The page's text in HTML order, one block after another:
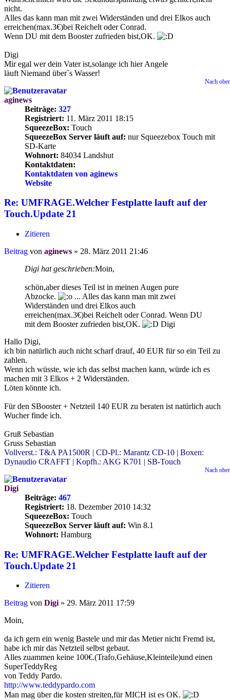
nicht.
Alles das kann man mit zwei Widerständen und drei Elkos auch
erreichen(max.3€)bei Reichelt oder Conrad.
Wenn DU mit dem Booster zufrieden bist,OK.
Digi
Mir egal wer dein Vater ist,solange ich hier Angele
läuft Niemand über`s Wasser!
Nach
aginews
Beiträge: 327
Registriert: 11. März 2011 18:15
SqueezeBox: Touch
SqueezeBox Server läuft auf: nur Squeezebox Touch mit
SD-Karte
Wohnort: 84034 Landshut
Kontaktdaten:
Kontaktdaten von aginews
Website
Re: UMFRAGE.Welcher Festplatte lauft auf der
Touch.Update 21
Zitieren
Beitrag von aginews » 28. März 2011 21:46
Digi hat geschrieben:Moin,
schön,aber dieses Teil ist in meinen Augen pure
Abzocke.
... Alles das kann man mit zwei
Widerständen und drei Elkos auch
erreichen(max.3€)bei Reichelt oder Conrad. Wenn DU
mit dem Booster zufrieden bist,OK.
Digi
Hallo Digi,
ich bin natürlich auch nicht scharf drauf, 40 EUR für so ein Teil zu
zahlen.
Wenn ich wüsste, wie ich das selbst machen kann, würde ich es
machen mit 3 Elkos + 2 Widerständen.
Löten könnte ich.
Für den SBooster + Netzteil 140 EUR zu beraten ist natürlich auch
Wucher finde ich.
Gruß Sebastian
Gruss Sebastian
Vollverst.: T&A PA1500R | CD-Pl.: Marantz CD-10 | Boxen:
Dynaudio CRAFFT | Kopfh.: AKG K701 | SB-Touch
Nach
Digi
Beiträge: 467
Registriert: 18. Dezember 2010 14:32
SqueezeBox: Touch
SqueezeBox Server läuft auf: Win 8.1
Wohnort: Hamburg
Re: UMFRAGE.Welcher Festplatte lauft auf der
Touch.Update 21
Zitieren
Beitrag von Digi » 29. März 2011 17:59
Moin,
da ich gern ein wenig Bastele und mir das Metier nicht Fremd ist,
habe ich mir das Netzteil selbst gebaut.
Alles zuammen keine 100€.(Trafo,Gehäuse,Kleinteile)und einen
SuperTeddyReg
von Teddy Pardo.
http://www.teddypardo.com
Man mag über die kosten streiten,für MICH ist es OK.